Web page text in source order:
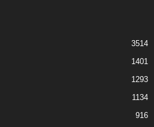
3514
1401
1293
1134
916